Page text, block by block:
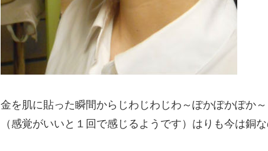
金を肌に貼った瞬間からじわじわじわ～ぽかぽかぽか
（感覚がいいと１回で感じるようです）はりも今は銅